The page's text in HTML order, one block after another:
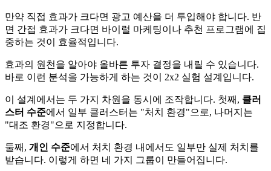
만약 직접 효과가 크다면 광고 예산을 더 투입해야 합니다. 반
면 간접 효과가 크다면 바이럴 마케팅이나 추천 프로그램에 집
중하는 것이 효율적입니다.
효과의 원천을 알아야 올바른 투자 결정을 내릴 수 있습니다.
바로 이런 분석을 가능하게 하는 것이 2x2 실험 설계입니다.
이 설계에서는 두 가지 차원을 동시에 조작합니다. 첫째, 클러
스터 수준에서 일부 클러스터는 "처치 환경"으로, 나머지는
"대조 환경"으로 지정합니다.
둘째, 개인 수준에서 처치 환경 내에서도 일부만 실제 처치를
받습니다. 이렇게 하면 네 가지 그룹이 만들어집니다.